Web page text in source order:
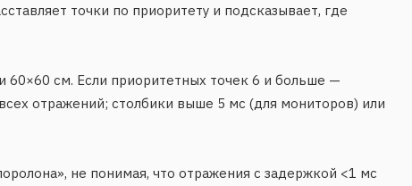
точки по приоритету и подсказывает, где
60×60 см. Если приоритетных точек 6 и больше —
отражений; столбики выше 5 мс (для мониторов) или
не понимая, что отражения с задержкой <1 мс